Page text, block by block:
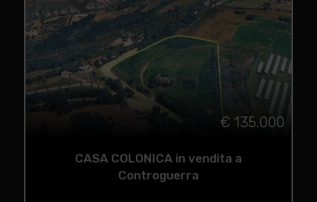
€ 135.000
CASA COLONICA in vendita a
Controguerra